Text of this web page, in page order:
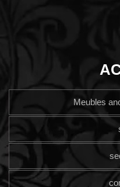
Meubles